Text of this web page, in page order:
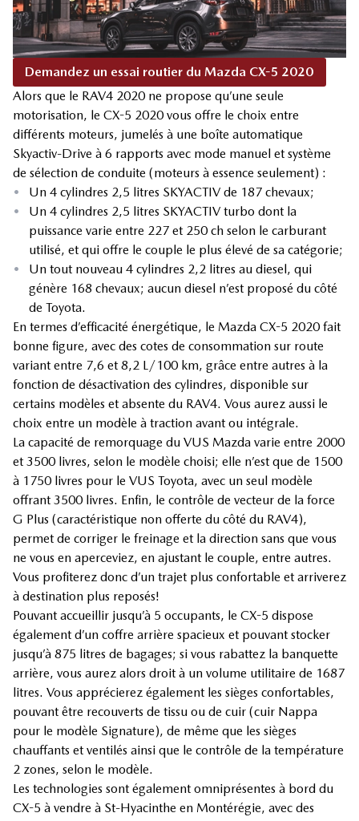
Demandez un essai routier du Mazda CX-5 2020
Alors que le RAV4 2020 ne propose qu’une seule
motorisation, le CX-5 2020 vous offre le choix entre
différents moteurs, jumelés à une boîte automatique
Skyactiv-Drive à 6 rapports avec mode manuel et système
de sélection de conduite (moteurs à essence seulement) :
•
Un 4 cylindres 2,5 litres SKYACTIV de 187 chevaux;
•
Un 4 cylindres 2,5 litres SKYACTIV turbo dont la
puissance varie entre 227 et 250 ch selon le carburant
utilisé, et qui offre le couple le plus élevé de sa catégorie;
•
Un tout nouveau 4 cylindres 2,2 litres au diesel, qui
génère 168 chevaux; aucun diesel n’est proposé du côté
de Toyota.
En termes d’efficacité énergétique, le Mazda CX-5 2020 fait
bonne figure, avec des cotes de consommation sur route
variant entre 7,6 et 8,2 L/100 km, grâce entre autres à la
fonction de désactivation des cylindres, disponible sur
certains modèles et absente du RAV4. Vous aurez aussi le
choix entre un modèle à traction avant ou intégrale.
La capacité de remorquage du VUS Mazda varie entre 2000
et 3500 livres, selon le modèle choisi; elle n’est que de 1500
à 1750 livres pour le VUS Toyota, avec un seul modèle
offrant 3500 livres. Enfin, le contrôle de vecteur de la force
G Plus (caractéristique non offerte du côté du RAV4),
permet de corriger le freinage et la direction sans que vous
ne vous en aperceviez, en ajustant le couple, entre autres.
Vous profiterez donc d’un trajet plus confortable et arriverez
à destination plus reposés!
Pouvant accueillir jusqu’à 5 occupants, le CX-5 dispose
également d’un coffre arrière spacieux et pouvant stocker
jusqu’à 875 litres de bagages; si vous rabattez la banquette
arrière, vous aurez alors droit à un volume utilitaire de 1687
litres. Vous apprécierez également les sièges confortables,
pouvant être recouverts de tissu ou de cuir (cuir Nappa
pour le modèle Signature), de même que les sièges
chauffants et ventilés ainsi que le contrôle de la température
2 zones, selon le modèle.
Les technologies sont également omniprésentes à bord du
CX-5 à vendre à St-Hyacinthe en Montérégie, avec des